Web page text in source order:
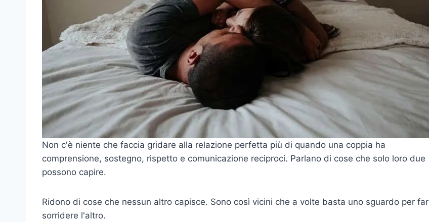
Non c'è niente che faccia gridare alla relazione perfetta più di quando una coppia ha
comprensione, sostegno, rispetto e comunicazione reciproci. Parlano di cose che solo loro due
possono capire.
Ridono di cose che nessun altro capisce. Sono così vicini che a volte basta uno sguardo per far
sorridere l'altro.